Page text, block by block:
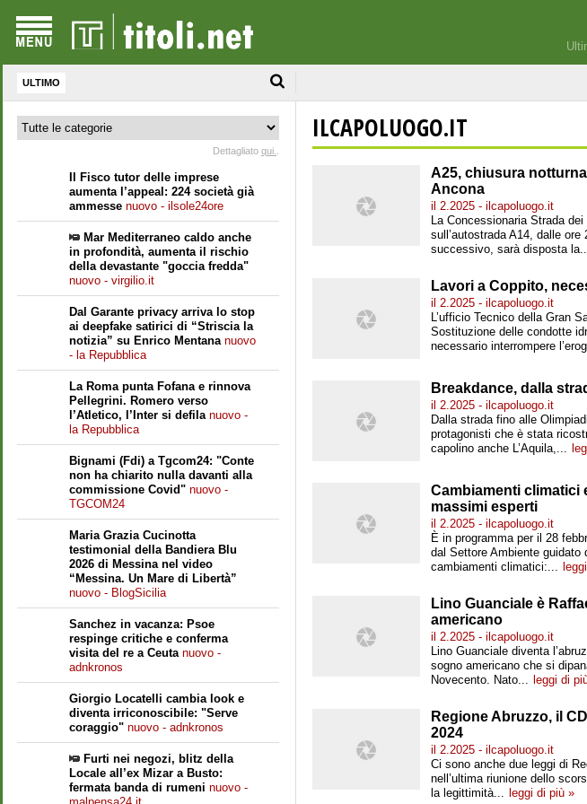
ULTIMO
Dettagliato qui.
Il Fisco tutor delle imprese
aumenta l’appeal: 224 società già
ammesse nuovo - ilsole24ore
Mar Mediterraneo caldo anche
in profondità, aumenta il rischio
della devastante "goccia fredda"
nuovo - virgilio.it
Dal Garante privacy arriva lo stop
ai deepfake satirici di “Striscia la
notizia” su Enrico Mentana nuovo
- la Repubblica
La Roma punta Fofana e rinnova
Pellegrini. Romero verso
l’Atletico, l’Inter si defila nuovo -
la Repubblica
Bignami (Fdi) a Tgcom24: "Conte
non ha chiarito nulla davanti alla
commissione Covid" nuovo -
TGCOM24
Maria Grazia Cucinotta
testimonial della Bandiera Blu
2026 di Messina nel video
“Messina. Un Mare di Libertà”
nuovo - BlogSicilia
Sanchez in vacanza: Psoe
respinge critiche e conferma
visita del re a Ceuta nuovo -
adnkronos
Giorgio Locatelli cambia look e
diventa irriconoscibile: "Serve
coraggio" nuovo - adnkronos
Furti nei negozi, blitz della
Locale all’ex Mizar a Busto:
fermata banda di rumeni nuovo -
ILCAPOLUOGO.IT
A25, chiusura
Ancona
il 2.2025 - ilcapoluogo.it
La Concessionaria Strada
sull’autostrada A14, dalle
successivo, sarà disposta
Lavori a Coppito,
il 2.2025 - ilcapoluogo.it
L’ufficio Tecnico della Gran
Sostituzione delle condotte
necessario interrompere
Breakdance, dalla
il 2.2025 - ilcapoluogo.it
Dalla strada fino alle
protagonisti che è stata
capolino anche L’Aquila,...
Cambiamenti climatici
massimi esperti
il 2.2025 - ilcapoluogo.it
È in programma per il 28
dal Settore Ambiente guidato
cambiamenti climatici:...
Lino Guanciale è
americano
il 2.2025 - ilcapoluogo.it
Lino Guanciale diventa
sogno americano che si
Novecento. Nato... leggi di
Regione Abruzzo, il
2024
il 2.2025 - ilcapoluogo.it
Ci sono anche due leggi di
nell’ultima riunione dello
la legittimità... leggi di più »